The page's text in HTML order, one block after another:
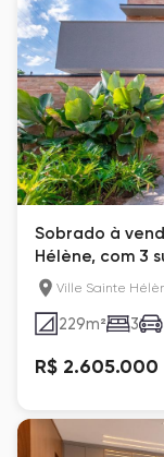
Sobrado à
Hélène, com 3
Helene
Ville Sainte
229m² 3
R$ 2.605.000